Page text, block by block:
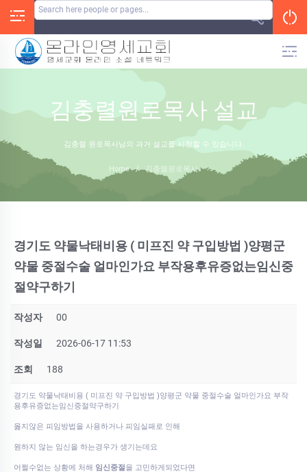
김충렬원로목사 설교
김충렬 원로목사님의 과거 설교를 시청할 수 있습니다.
Home / 김충렬원로목사
경기도 약물낙태비용 ( 미프진 약 구입방법 )양평군
약물 중절수술 얼마인가요 부작용후유증없는임신중
절약구하기
작성자 00
작성일 2026-06-17 11:53
조회 188
경기도 약물낙태비용 ( 미프진 약 구입방법 )양평군 약물 중절수술 얼마인가요 부작
용후유증없는임신중절약구하기
옳지않은 피임방법을 사용하거나 피임실패로 인해
원하지 않는 임신을 하는경우가 생기는데요
어쩔수없는 상황에 처해 임신중절을 고민하게되었다면